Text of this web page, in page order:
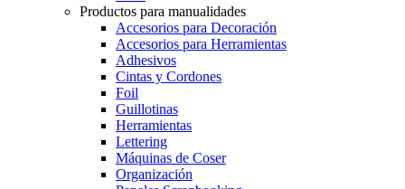
Productos para manualidades
Accesorios para Decoración
Accesorios para Herramientas
Adhesivos
Cintas y Cordones
Foil
Guillotinas
Herramientas
Lettering
Máquinas de Coser
Organización